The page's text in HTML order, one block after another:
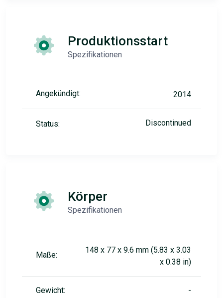
Produktionsstart
Spezifikationen
Angekündigt: 2014
Status: Discontinued
Körper
Spezifikationen
Maße:
148 x 77 x 9.6 mm (5.83 x 3.03
x 0.38 in)
Gewicht: -